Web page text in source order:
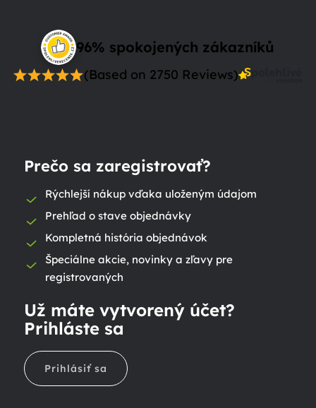
96% spokojených zákazníků
(Based on 2750 Reviews)
Prečo sa zaregistrovať?
Rýchlejší nákup vďaka uloženým údajom
Prehľad o stave objednávky
Kompletná história objednávok
Špeciálne akcie, novinky a zľavy pre
registrovaných
Už máte vytvorený účet?
Prihláste sa
Prihlásiť sa